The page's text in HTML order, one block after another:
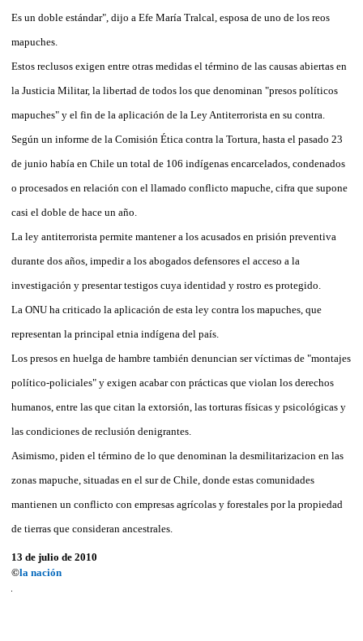
Es un doble estándar", dijo a Efe María Tralcal, esposa de uno de los reos
mapuches.
Estos reclusos exigen entre otras medidas el término de las causas abiertas en
la Justicia Militar, la libertad de todos los que denominan "presos políticos
mapuches" y el fin de la aplicación de la Ley Antiterrorista en su contra.
Según un informe de la Comisión Ética contra la Tortura, hasta el pasado 23
de junio había en Chile un total de 106 indígenas encarcelados, condenados
o procesados en relación con el llamado conflicto mapuche, cifra que supone
casi el doble de hace un año.
La ley antiterrorista permite mantener a los acusados en prisión preventiva
durante dos años, impedir a los abogados defensores el acceso a la
investigación y presentar testigos cuya identidad y rostro es protegido.
La ONU ha criticado la aplicación de esta ley contra los mapuches, que
representan la principal etnia indígena del país.
Los presos en huelga de hambre también denuncian ser víctimas de "montajes
político-policiales" y exigen acabar con prácticas que violan los derechos
humanos, entre las que citan la extorsión, las torturas físicas y psicológicas y
las condiciones de reclusión denigrantes.
Asimismo, piden el término de lo que denominan la desmilitarizacion en las
zonas mapuche, situadas en el sur de Chile, donde estas comunidades
mantienen un conflicto con empresas agrícolas y forestales por la propiedad
de tierras que consideran ancestrales.
13 de julio de 2010
©la nación